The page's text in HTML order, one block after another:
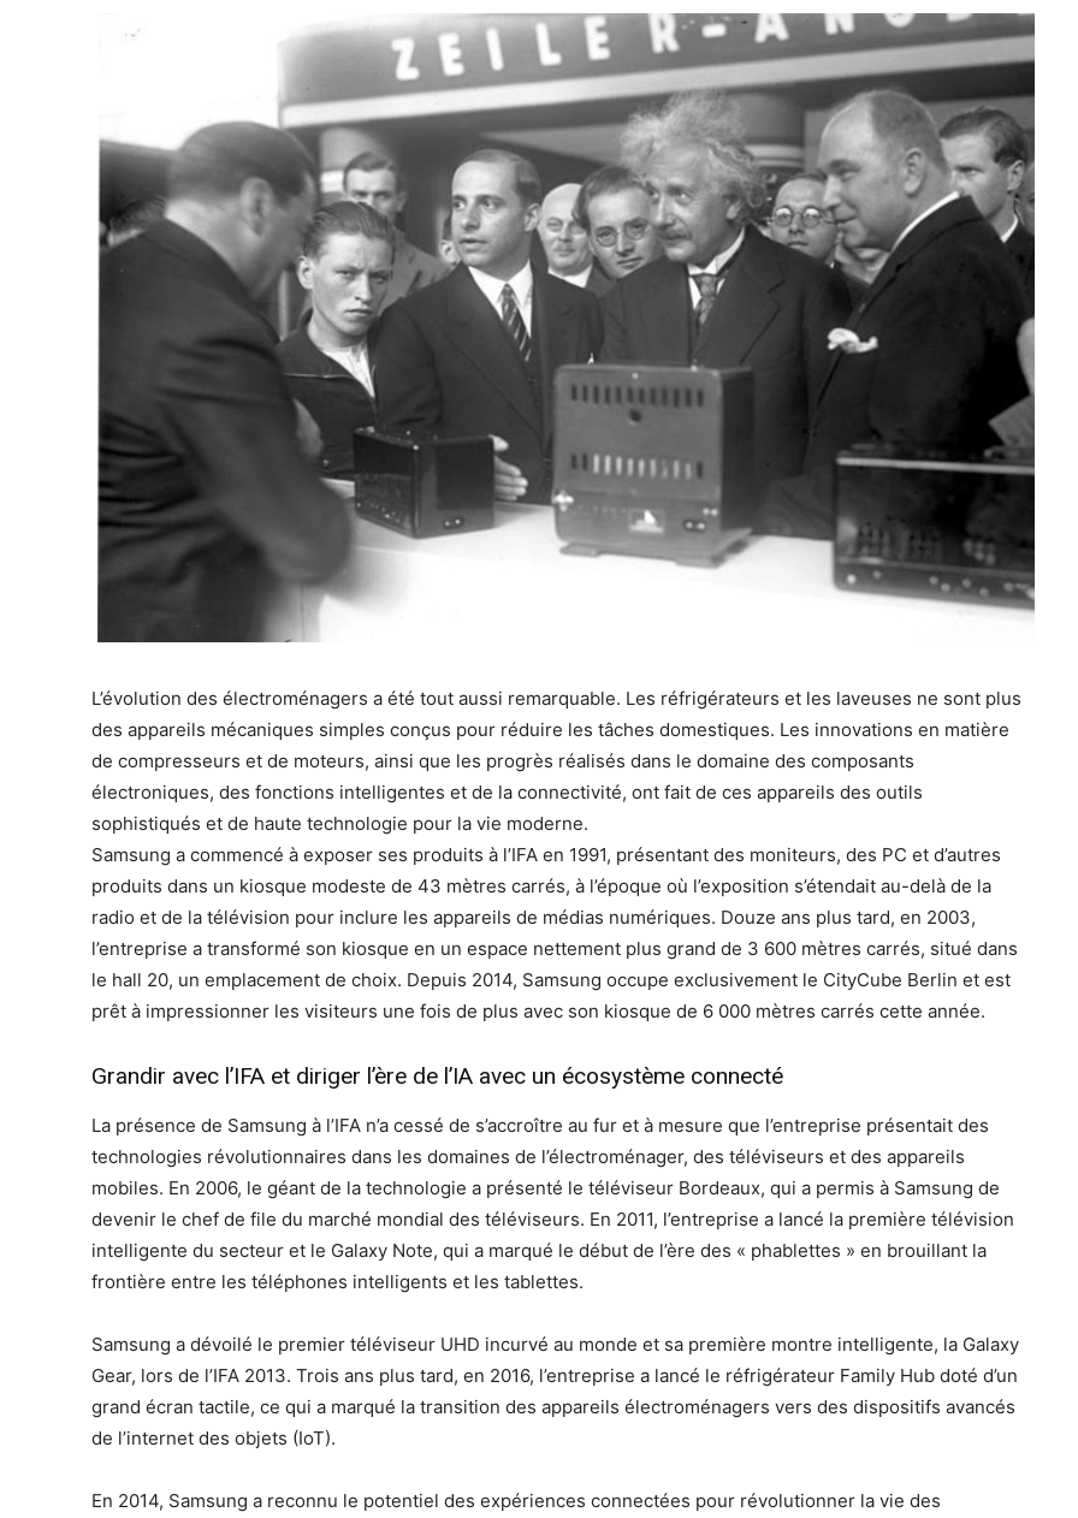
L’évolution des électroménagers a été tout aussi remarquable. Les réfrigérateurs et les laveuses ne sont plus
des appareils mécaniques simples conçus pour réduire les tâches domestiques. Les innovations en matière
de compresseurs et de moteurs, ainsi que les progrès réalisés dans le domaine des composants
électroniques, des fonctions intelligentes et de la connectivité, ont fait de ces appareils des outils
sophistiqués et de haute technologie pour la vie moderne.
Samsung a commencé à exposer ses produits à l’IFA en 1991, présentant des moniteurs, des PC et d’autres
produits dans un kiosque modeste de 43 mètres carrés, à l’époque où l’exposition s’étendait au-delà de la
radio et de la télévision pour inclure les appareils de médias numériques. Douze ans plus tard, en 2003,
l’entreprise a transformé son kiosque en un espace nettement plus grand de 3 600 mètres carrés, situé dans
le hall 20, un emplacement de choix. Depuis 2014, Samsung occupe exclusivement le CityCube Berlin et est
prêt à impressionner les visiteurs une fois de plus avec son kiosque de 6 000 mètres carrés cette année.
Grandir avec l’IFA et diriger l’ère de l’IA avec un écosystème connecté
La présence de Samsung à l’IFA n’a cessé de s’accroître au fur et à mesure que l’entreprise présentait des
technologies révolutionnaires dans les domaines de l’électroménager, des téléviseurs et des appareils
mobiles. En 2006, le géant de la technologie a présenté le téléviseur Bordeaux, qui a permis à Samsung de
devenir le chef de file du marché mondial des téléviseurs. En 2011, l’entreprise a lancé la première télévision
intelligente du secteur et le Galaxy Note, qui a marqué le début de l’ère des « phablettes » en brouillant la
frontière entre les téléphones intelligents et les tablettes.
Samsung a dévoilé le premier téléviseur UHD incurvé au monde et sa première montre intelligente, la Galaxy
Gear, lors de l’IFA 2013. Trois ans plus tard, en 2016, l’entreprise a lancé le réfrigérateur Family Hub doté d’un
grand écran tactile, ce qui a marqué la transition des appareils électroménagers vers des dispositifs avancés
de l’internet des objets (IoT).
En 2014, Samsung a reconnu le potentiel des expériences connectées pour révolutionner la vie des